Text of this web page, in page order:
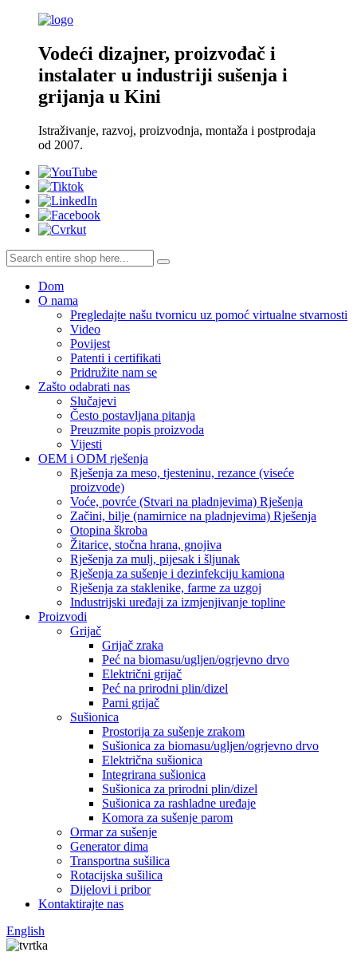
Vodeći dizajner, proizvođač i
instalater u industriji sušenja i
grijanja u Kini
Istraživanje, razvoj, proizvodnja, montaža i postprodaja
od 2007.
Dom
O nama
Pregledajte našu tvornicu uz pomoć virtualne stvarnosti
Video
Povijest
Patenti i certifikati
Pridružite nam se
Zašto odabrati nas
Slučajevi
Često postavljana pitanja
Preuzmite popis proizvoda
Vijesti
OEM i ODM rješenja
Rješenja za meso, tjesteninu, rezance (viseće
proizvode)
Voće, povrće (Stvari na pladnjevima) Rješenja
Začini, bilje (namirnice na pladnjevima) Rješenja
Otopina škroba
Žitarice, stočna hrana, gnojiva
Rješenja za mulj, pijesak i šljunak
Rješenja za sušenje i dezinfekciju kamiona
Rješenja za staklenike, farme za uzgoj
Industrijski uređaji za izmjenjivanje topline
Proizvodi
Grijač
Grijač zraka
Peć na biomasu/ugljen/ogrjevno drvo
Električni grijač
Peć na prirodni plin/dizel
Parni grijač
Sušionica
Prostorija za sušenje zrakom
Sušionica za biomasu/ugljen/ogrjevno drvo
Električna sušionica
Integrirana sušionica
Sušionica za prirodni plin/dizel
Sušionica za rashladne uređaje
Komora za sušenje parom
Ormar za sušenje
Generator dima
Transportna sušilica
Rotacijska sušilica
Dijelovi i pribor
Kontaktirajte nas
English